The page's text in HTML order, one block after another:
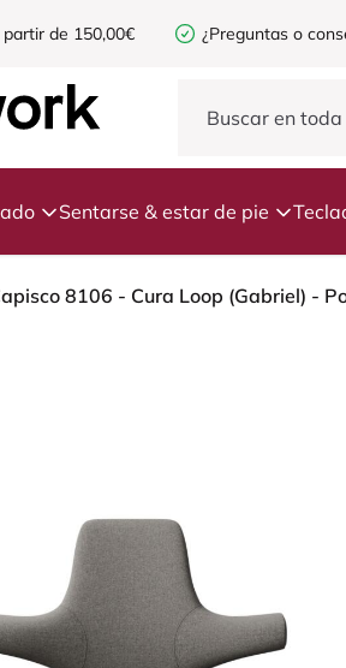
partir de 150,00€ ¿Preguntas o
Sentarse & estar de pie
8106 - Cura Loop (Gabriel) -